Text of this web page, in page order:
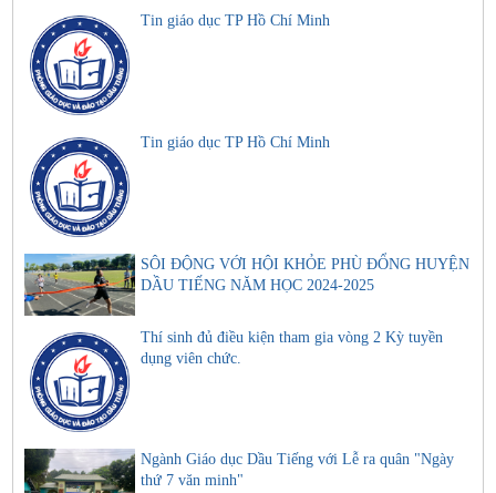
Tin giáo dục TP Hồ Chí Minh
Tin giáo dục TP Hồ Chí Minh
SÔI ĐỘNG VỚI HỘI KHỎE PHÙ ĐỔNG HUYỆN
DẦU TIẾNG NĂM HỌC 2024-2025
Thí sinh đủ điều kiện tham gia vòng 2 Kỳ tuyền
dụng viên chức.
Ngành Giáo dục Dầu Tiếng với Lễ ra quân "Ngày
thứ 7 văn minh"